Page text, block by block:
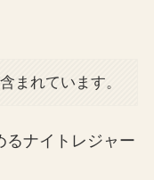
まれています。
るナイトレジャー